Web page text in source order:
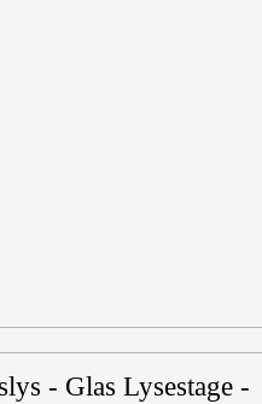
- Glas Lysestage -